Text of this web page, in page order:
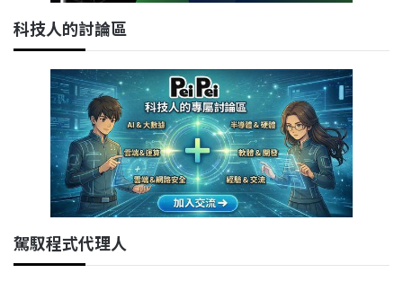
科技人的討論區
駕馭程式代理人